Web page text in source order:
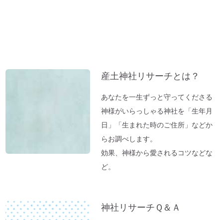
これから先は、日本が世界の中心になる
「ガイアの法則」より
【オルゴール療法：症例】ギックリ腰＆1週
間～10日続いていた便秘が解消→毎日お通
「バカ言ってる♪」水谷千重子ショーに行
ってきました♪
東経１３５度「ガイアの法則」～ご神気た
これが本当の「先祖供養」だった
ブ
産土神社リサーチとは？
あなたを一生ずっと守ってくださる
神様がいらっしゃる神社を「生年月
日」「生まれた時のご住所」などか
らお調べします。
効果、神様から愛されるコツなどな
ど。
神社リサーチＱ＆Ａ